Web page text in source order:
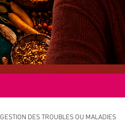
GESTION DES TROUBLES OU MALADIES